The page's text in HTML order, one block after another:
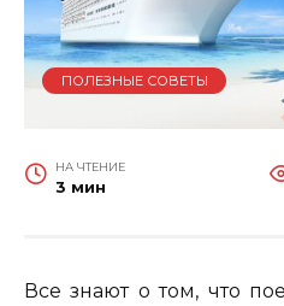
ПОЛЕЗНЫЕ СОВЕТЫ
НА ЧТЕНИЕ
3 мин
Все знают о том, что